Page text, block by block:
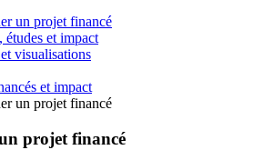
un projet financé
études et impact
visualisations
et impact
un projet financé
projet financé